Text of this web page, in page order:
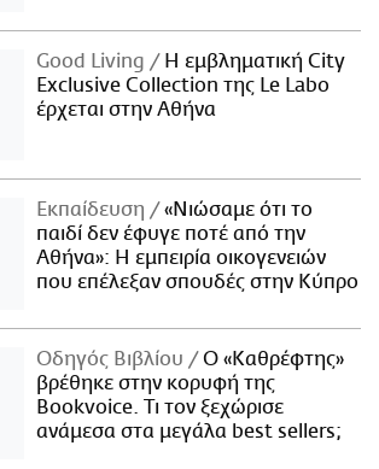
Good Living
Η εμβληματική City
Exclusive Collection της Le Labo
έρχεται στην Αθήνα
Εκπαίδευση
«Νιώσαμε ότι το
παιδί δεν έφυγε ποτέ από την
Αθήνα»: Η εμπειρία οικογενειών
που επέλεξαν σπουδές στην Κύπρο
Οδηγός Βιβλίου
Ο «Καθρέφτης»
βρέθηκε στην κορυφή της
Bookvoice. Τι τον ξεχώρισε
ανάμεσα στα μεγάλα best sellers;